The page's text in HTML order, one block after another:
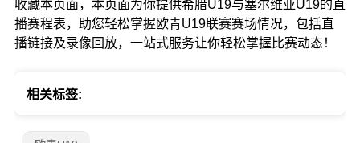
收藏本页面，本页面为你提供希腊U19与塞尔维亚U19的直
播赛程表，助您轻松掌握欧青U19联赛赛场情况，包括直
播链接及录像回放，一站式服务让你轻松掌握比赛动态！
相关标签: